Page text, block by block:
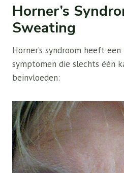
Horner’s
Sweating
Horner’s syndroom heeft
symptomen die slechts één
beïnvloeden: